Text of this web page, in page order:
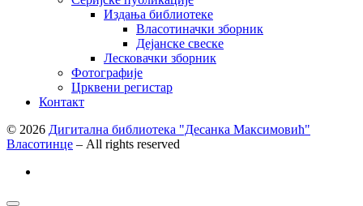
Издања библиотеке
Власотиначки зборник
Дејанске свеске
Лесковачки зборник
Фотографије
Црквени регистар
Контакт
© 2026 Дигитална библиотека "Десанка Максимовић"
Власотинце – All rights reserved